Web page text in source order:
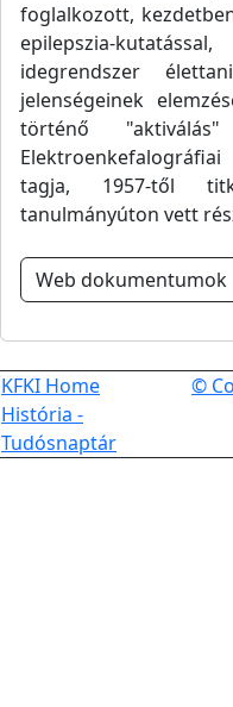
foglalkozott,
epilepszia-
idegrendszer
jelenségeinek
történő
tagja, 1957-től
tanulmányúton vett
Web dokumentumok
KFKI Home
História -
Tudósnaptár
©